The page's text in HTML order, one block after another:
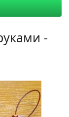
-